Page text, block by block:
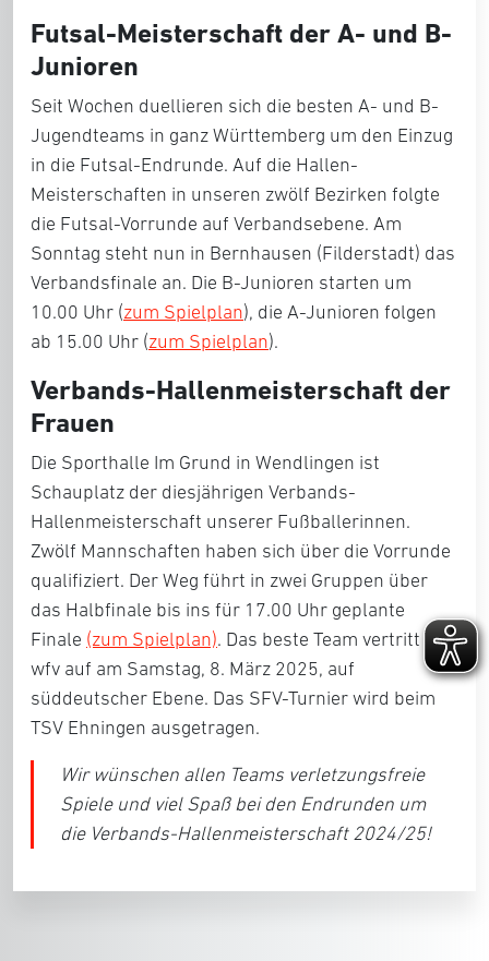
Futsal-Meisterschaft der A- und B-
Junioren
Seit Wochen duellieren sich die besten A- und B-
Jugendteams in ganz Württemberg um den Einzug
in die Futsal-Endrunde. Auf die Hallen-
Meisterschaften in unseren zwölf Bezirken folgte
die Futsal-Vorrunde auf Verbandsebene. Am
Sonntag steht nun in Bernhausen (Filderstadt) das
Verbandsfinale an. Die B-Junioren starten um
10.00 Uhr (zum Spielplan), die A-Junioren folgen
ab 15.00 Uhr (zum Spielplan).
Verbands-Hallenmeisterschaft der
Frauen
Die Sporthalle Im Grund in Wendlingen ist
Schauplatz der diesjährigen Verbands-
Hallenmeisterschaft unserer Fußballerinnen.
Zwölf Mannschaften haben sich über die Vorrunde
qualifiziert. Der Weg führt in zwei Gruppen über
das Halbfinale bis ins für 17.00 Uhr geplante
Finale (zum Spielplan). Das beste Team vertritt den
wfv auf am Samstag, 8. März 2025, auf
süddeutscher Ebene. Das SFV-Turnier wird beim
TSV Ehningen ausgetragen.
Wir wünschen allen Teams verletzungsfreie
Spiele und viel Spaß bei den Endrunden um
die Verbands-Hallenmeisterschaft 2024/25!